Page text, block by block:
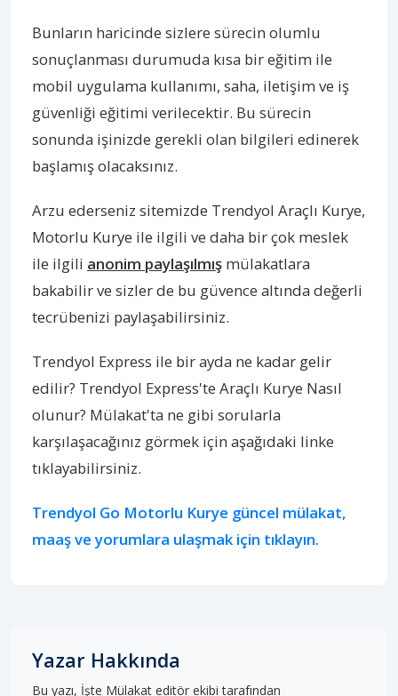
Bunların haricinde sizlere sürecin olumlu
sonuçlanması durumuda kısa bir eğitim ile
mobil uygulama kullanımı, saha, iletişim ve iş
güvenliği eğitimi verilecektir. Bu sürecin
sonunda işinizde gerekli olan bilgileri edinerek
başlamış olacaksınız.
Arzu ederseniz sitemizde Trendyol Araçlı Kurye,
Motorlu Kurye ile ilgili ve daha bir çok meslek
ile ilgili anonim paylaşılmış mülakatlara
bakabilir ve sizler de bu güvence altında değerli
tecrübenizi paylaşabilirsiniz.
Trendyol Express ile bir ayda ne kadar gelir
edilir? Trendyol Express'te Araçlı Kurye Nasıl
olunur? Mülakat'ta ne gibi sorularla
karşılaşacağınız görmek için aşağıdaki linke
tıklayabilirsiniz.
Trendyol Go Motorlu Kurye güncel mülakat,
maaş ve yorumlara ulaşmak için tıklayın.
Yazar Hakkında
Bu yazı, İşte Mülakat editör ekibi tarafından